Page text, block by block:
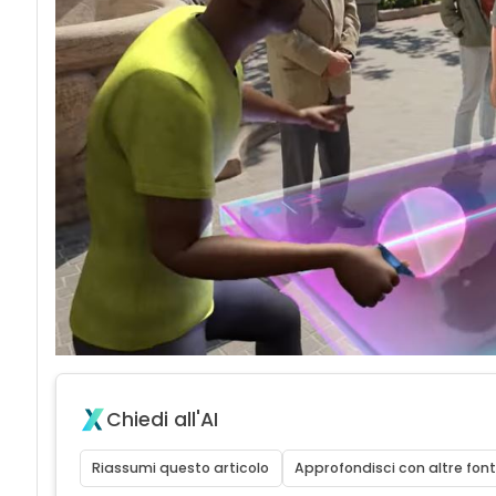
Chiedi all'AI
Riassumi questo articolo Approfondisci con altre